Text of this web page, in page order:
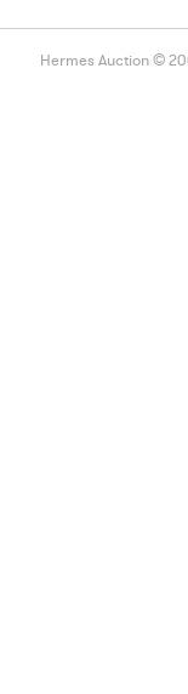
Hermes Auction ©